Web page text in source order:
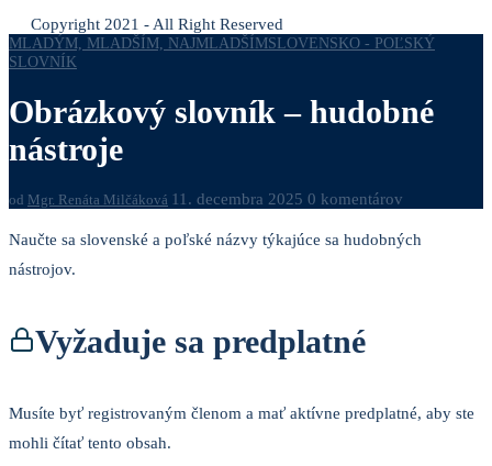
Copyright 2021 - All Right Reserved
MLADÝM, MLADŠÍM, NAJMLADŠÍMSLOVENSKO - POĽSKÝ
SLOVNÍK
Obrázkový slovník – hudobné
nástroje
od Mgr. Renáta Milčáková 11. decembra 2025 0 komentárov
Naučte sa slovenské a poľské názvy týkajúce sa hudobných
nástrojov.
Vyžaduje sa predplatné
Musíte byť registrovaným členom a mať aktívne predplatné, aby ste
mohli čítať tento obsah.